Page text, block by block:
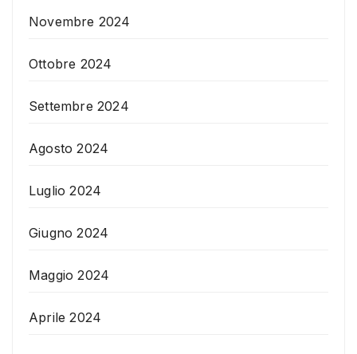
Novembre 2024
Ottobre 2024
Settembre 2024
Agosto 2024
Luglio 2024
Giugno 2024
Maggio 2024
Aprile 2024